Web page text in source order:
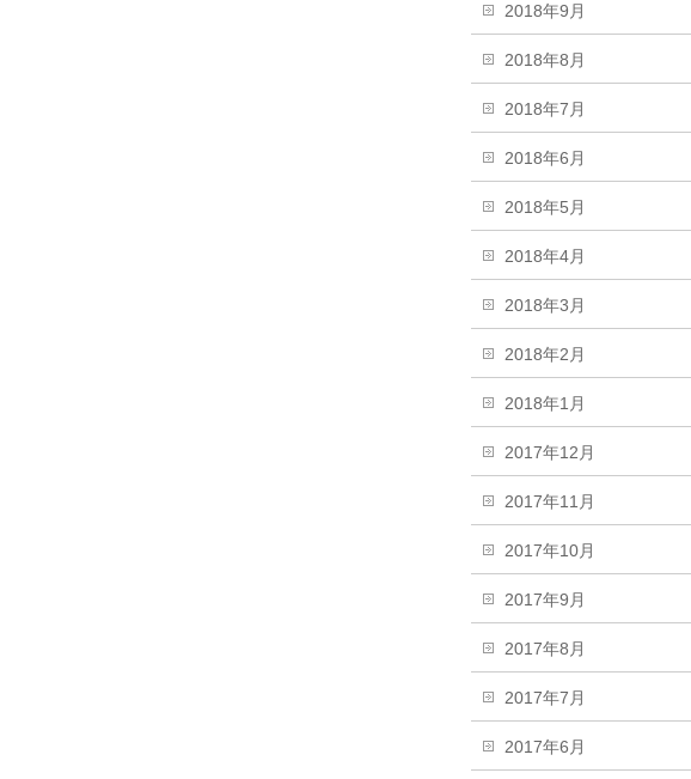
2018年9月
2018年8月
2018年7月
2018年6月
2018年5月
2018年4月
2018年3月
2018年2月
2018年1月
2017年12月
2017年11月
2017年10月
2017年9月
2017年8月
2017年7月
2017年6月